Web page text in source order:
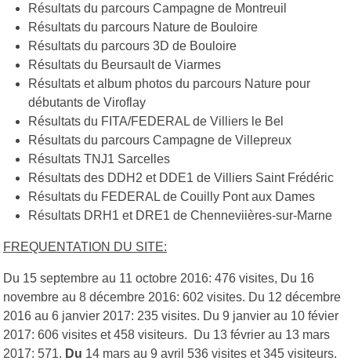
Résultats du parcours Campagne de Montreuil
Résultats du parcours Nature de Bouloire
Résultats du parcours 3D de Bouloire
Résultats du Beursault de Viarmes
Résultats et album photos du parcours Nature pour
débutants de Viroflay
Résultats du FITA/FEDERAL de Villiers le Bel
Résultats du parcours Campagne de Villepreux
Résultats TNJ1 Sarcelles
Résultats des DDH2 et DDE1 de Villiers Saint Frédéric
Résultats du FEDERAL de Couilly Pont aux Dames
Résultats DRH1 et DRE1 de Chenneviières-sur-Marne
FREQUENTATION DU SITE:
Du 15 septembre au 11 octobre 2016: 476 visites, Du 16
novembre au 8 décembre 2016: 602 visites. Du 12 décembre
2016 au 6 janvier 2017: 235 visites. Du 9 janvier au 10 févier
2017: 606 visites et 458 visiteurs. Du 13 février au 13 mars
2017: 571. Du 14 mars au 9 avril 536 visites et 345 visiteurs.